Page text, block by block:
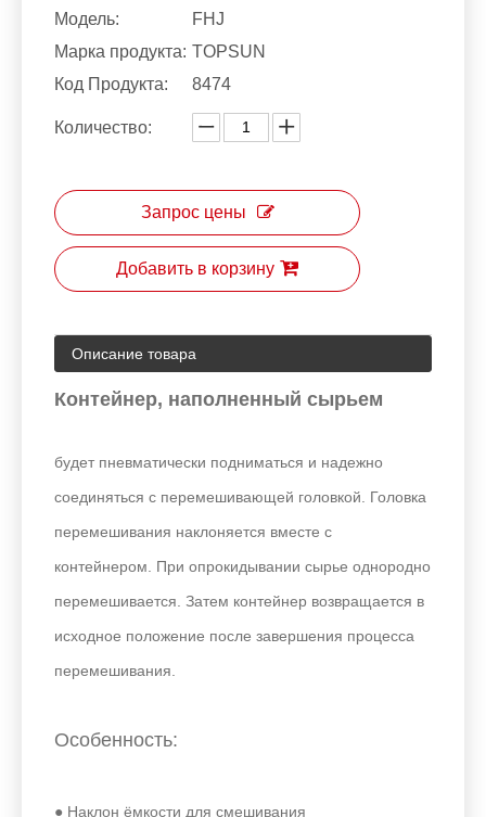
Модель:
FHJ
Марка продукта: TOPSUN
Код Продукта:
8474
Количество:
Запрос цены
Добавить в корзину
Описание товара
Контейнер, наполненный сырьем
будет пневматически подниматься и надежно
соединяться с перемешивающей головкой. Головка
перемешивания наклоняется вместе с
контейнером. При опрокидывании сырье однородно
перемешивается. Затем контейнер возвращается в
исходное положение после завершения процесса
перемешивания.
Особенность:
● Наклон ёмкости для смешивания